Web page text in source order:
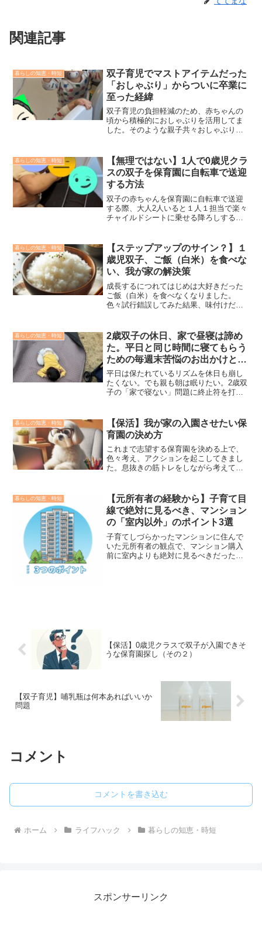
関連記事
暮らしの知恵・時短
双子育児でマストアイテムだった
「おしゃぶり」からついに卒業に
至った経緯
双子育児の負担軽減のため、赤ちゃんの
頃から積極的におしゃぶりを活用してま
した。そのような親子共々おしゃぶり依
業時期・至った経緯はそれぞれ異なって
おりますので、それぞれのケースで書き
分けます。
暮らしの知恵・時短
【無理ではない】1人で0歳児クラ
スの双子を保育園に自転車で送迎
する方法
双子の赤ちゃんを保育園に自転車で送迎
する際、大人2人いると１人１担当で楽々
チャイルドシートに乗せる降ろしするこ
てなると思います。我が家も「自転車で
無理じゃね？」状態だったのですが、ち
ょっとした工夫で1人でも送迎できるよう
になりました。本記事では、どのように
すれば１人で双子を自転車で保育園まで
送迎することができるのか紹介します。
なお我が家の双子が通う保育園をベース
として記載してますので、保育園によっ
で、その点がご留意ください。
暮らしの知恵・時短
【ステップアップのサイン？】１
歳児双子、ご飯（白米）を食べな
い、我が家の解決策
成長するにつれてはじめは大好きだった
ご飯（白米）を食べなくなりました。
色々試行錯誤してみた結果、味付けだと
ただ味がある＝塩分量も気になるので、
塩分が微量で使いやすいご飯のお供を紹
介します。
暮らしの知恵・時短
2歳双子の休日、家で昼寝は諦め
た。平日と同じ時間に寝てもらう
ための毎週末苦悩のお出かけと夜
の双子との駆け引き
平日は保たれているリズムを休日も崩し
たくない。でも親も朝は眠りたい。2歳双
子の「家で寝ない」問題に終止符を打
「Astrum」の活用法と、3/3からの1万円
割引セール情報も必見。
暮らしの知恵・時短
【保活】我が家の入園させたい保
育園の決め方
これまで志望する保育園を決める上で、
色々考え、アクションを起こしてきまし
た。息抜きの筋トレをしながら考えてい
レームワーク化ができたような気がしま
したので、紹介したいと思います。この
記事の結論は、各項目５点満点として加
点方式で点数が高い園から機械的に志望
順位を当てはめていくというやり方で
す。ただし自分たちにとって重要と思え
る項目については「×２」の重みづけをし
て算出します。重要か否かで点数配分を
暮らしの知恵・時短
【元所有者の経験から】子育て目
線で絶対に見るべき、マンション
の「室内以外」のポイント3選
子育てしづらかったマンションに住んで
いた元所有者の観点で、マンション購入
前に室内よりも絶対に見るべきだったポ
【保活】0歳児クラスで双子が入園できそ
うな保育園探し（その２）
【双子育児】哺乳瓶は何本あればいいか
問題
コメント
コメントを書き込む
ホーム ライフハック 暮らしの知恵・時短
スポンサーリンク